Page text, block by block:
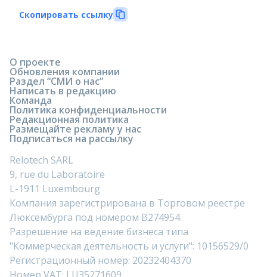
Скопировать ссылку
О проекте
Обновления компании
Раздел “СМИ о нас”
Написать в редакцию
Команда
Политика конфиденциальности
Редакционная политика
Размещайте рекламу у нас
Подписаться на рассылку
Relotech SARL
9, rue du Laboratoire
L-1911 Luxembourg
Компания зарегистрирована в Торговом реестре
Люксембурга под номером B274954
Разрешение на ведение бизнеса типа
"Коммерческая деятельность и услуги": 10156529/0
Регистрационный номер: 20232404370